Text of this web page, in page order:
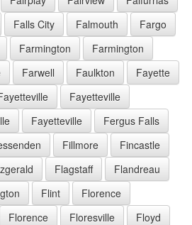
Falls City Falmouth
Fargo
Farmington
Farmington
Farwell Faulkton
Fayette
Fayetteville
Fayetteville
Fergus Falls
Fillmore
Fincastle
Flagstaff
Flandreau
Flint
Florence
Florence Floresville
Floyd